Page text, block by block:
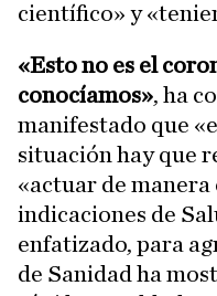
científico» y
«Esto no es el
conocíamos», ha
manifestado que
situación hay que
«actuar de
indicaciones de
enfatizado, para
de Sanidad ha